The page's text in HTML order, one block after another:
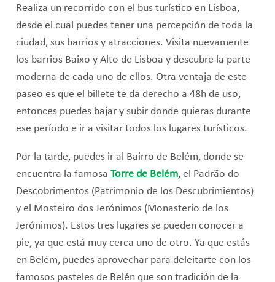
Realiza un recorrido con el bus turístico en Lisboa,
desde el cual puedes tener una percepción de toda la
ciudad, sus barrios y atracciones. Visita nuevamente
los barrios Baixo y Alto de Lisboa y descubre la parte
moderna de cada uno de ellos. Otra ventaja de este
paseo es que el billete te da derecho a 48h de uso,
entonces puedes bajar y subir donde quieras durante
ese período e ir a visitar todos los lugares turísticos.
Por la tarde, puedes ir al Bairro de Belém, donde se
encuentra la famosa Torre de Belém, el Padrão do
Descobrimentos (Patrimonio de los Descubrimientos)
y el Mosteiro dos Jerónimos (Monasterio de los
Jerónimos). Estos tres lugares se pueden conocer a
pie, ya que está muy cerca uno de otro. Ya que estás
en Belém, puedes aprovechar para deleitarte con los
famosos pasteles de Belén que son tradición de la